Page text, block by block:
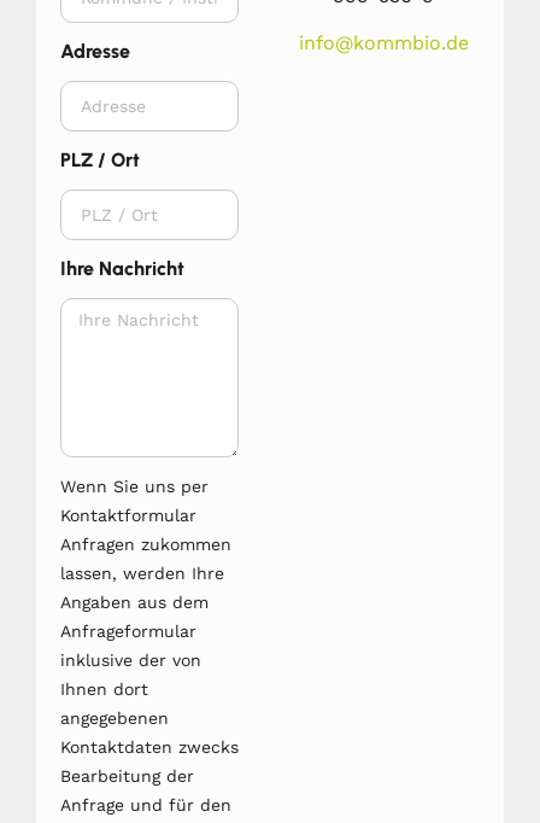
Adresse
PLZ / Ort
Ihre Nachricht
Wenn Sie uns per
Kontaktformular
Anfragen zukommen
lassen, werden Ihre
Angaben aus dem
Anfrageformular
inklusive der von
Ihnen dort
angegebenen
Kontaktdaten zwecks
Bearbeitung der
Anfrage und für den
info@kommbio.de